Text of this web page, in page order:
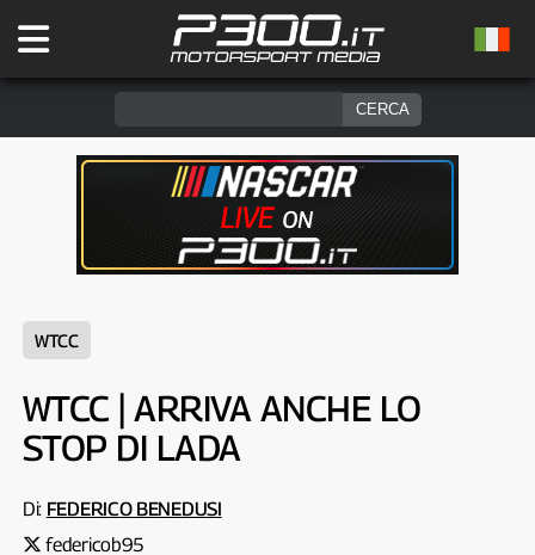
WTCC
WTCC | ARRIVA ANCHE LO
STOP DI LADA
Di: FEDERICO BENEDUSI
federicob95